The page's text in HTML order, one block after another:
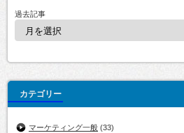
過去記事
カテゴリー
マーケティング一般 (33)